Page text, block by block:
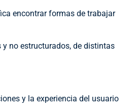
encontrar formas de trabajar
no estructurados, de distintas
y la experiencia del usuario